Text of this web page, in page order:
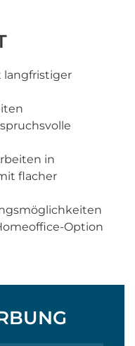
langfristiger
in
flacher
Option